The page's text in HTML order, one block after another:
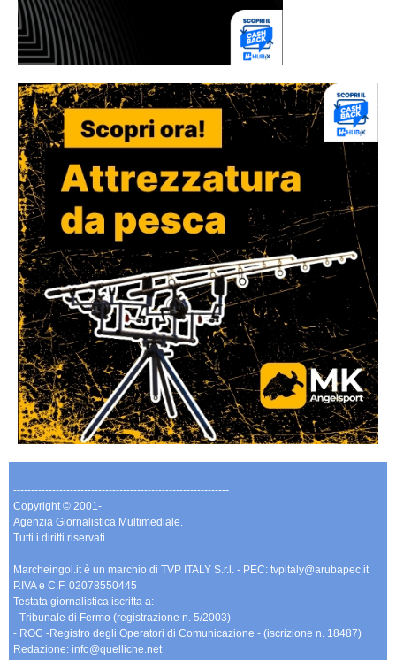
-------------------------------------------------------------
Copyright © 2001-
Agenzia Giornalistica Multimediale.
Tutti i diritti riservati.
Marcheingol.it è un marchio di TVP ITALY S.r.l. - PEC: tvpitaly@arubapec.it
P.IVA e C.F. 02078550445
Testata giornalistica iscritta a:
- Tribunale di Fermo (registrazione n. 5/2003)
- ROC -Registro degli Operatori di Comunicazione - (iscrizione n. 18487)
Redazione: info@quelliche.net